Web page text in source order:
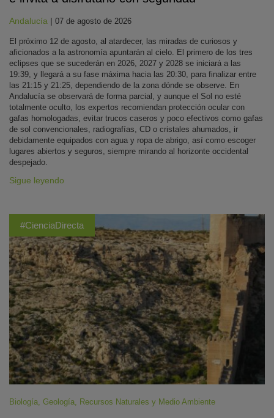
Andalucía | 07 de agosto de 2026
El próximo 12 de agosto, al atardecer, las miradas de curiosos y
aficionados a la astronomía apuntarán al cielo. El primero de los tres
eclipses que se sucederán en 2026, 2027 y 2028 se iniciará a las
19:39, y llegará a su fase máxima hacia las 20:30, para finalizar entre
las 21:15 y 21:25, dependiendo de la zona dónde se observe. En
Andalucía se observará de forma parcial, y aunque el Sol no esté
totalmente oculto, los expertos recomiendan protección ocular con
gafas homologadas, evitar trucos caseros y poco efectivos como gafas
de sol convencionales, radiografías, CD o cristales ahumados, ir
debidamente equipados con agua y ropa de abrigo, así como escoger
lugares abiertos y seguros, siempre mirando al horizonte occidental
despejado.
Sigue leyendo
#CienciaDirecta
Biología Geología Recursos Naturales y Medio Ambiente